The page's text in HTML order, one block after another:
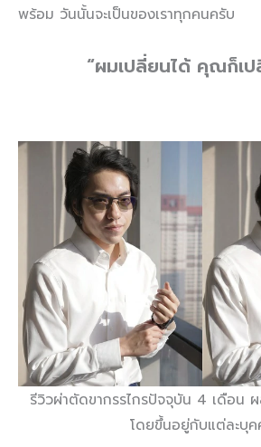
พร้อม วันนั้นจะเป็นของเราทุกคนครับ
“ผมเปลี่ยนได้ คุณก็เป
รีวิวผ่าตัดขากรรไกรปัจจุบัน 4 เดือน
โดยขึ้นอยู่กับแต่ละบุ